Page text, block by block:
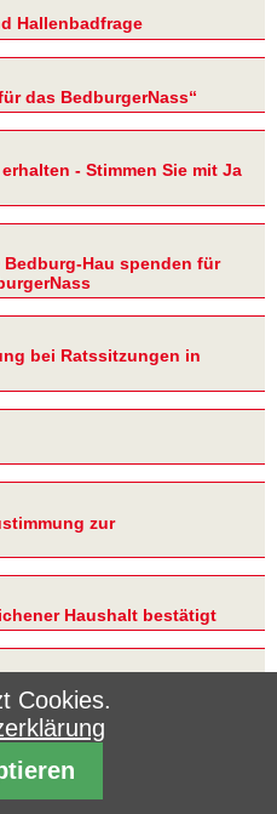
Hallenbadfrage
das BedburgerNass“
- Stimmen Sie mit Ja
Hau spenden für
bei Ratssitzungen in
zur
Haushalt bestätigt
Bedburg-Hau
SPD Bedburg-Hau
Cookies.